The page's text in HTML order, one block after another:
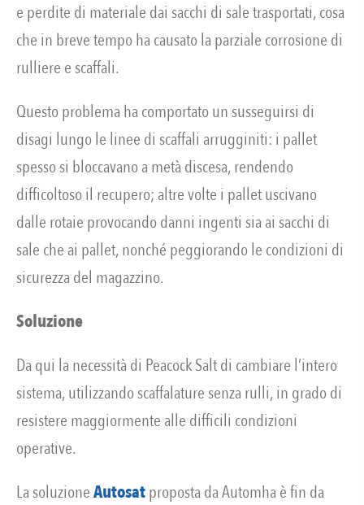
e perdite di materiale dai sacchi di sale trasportati, cosa
che in breve tempo ha causato la parziale corrosione di
rulliere e scaffali.
Questo problema ha comportato un susseguirsi di
disagi lungo le linee di scaffali arrugginiti: i pallet
spesso si bloccavano a metà discesa, rendendo
difficoltoso il recupero; altre volte i pallet uscivano
dalle rotaie provocando danni ingenti sia ai sacchi di
sale che ai pallet, nonché peggiorando le condizioni di
sicurezza del magazzino.
Soluzione
Da qui la necessità di Peacock Salt di cambiare l’intero
sistema, utilizzando scaffalature senza rulli, in grado di
resistere maggiormente alle difficili condizioni
operative.
La soluzioneAutosatproposta da Automha è fin da